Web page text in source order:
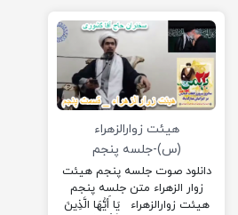
هیئت زوارالزهراء
(س)-جلسه پنجم
دانلود صوت جلسه پنجم هیئت
زوار الزهراء متن جلسه پنجم
هیئت زوارالزهراء يَا أَيُّهَا الَّذِينَ